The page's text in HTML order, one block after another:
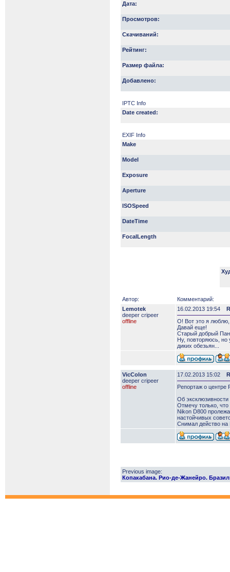
Дата:
Просмотров:
Скачиваний:
Рейтинг:
Размер файла:
Добавлено:
IPTC Info
Date created:
EXIF Info
Make
Model
Exposure
Aperture
ISOSpeed
DateTime
FocalLength
Автор:
Комментарий:
Lemotek
deeper сripeer
offline
16.02.2013 19:54
О! Вот это я люблю,
Давай еще!
Старый добрый
Ну, повторяюсь, но
диких обезьян...
VicColon
deeper сripeer
offline
17.02.2013 15:02
Репортаж о центре
Об эксклюзивности
Отмечу только,
Nikon D800
настойчивых
Снимал действо на
Previous image:
Копакабана. Рио-де-Жанейро.